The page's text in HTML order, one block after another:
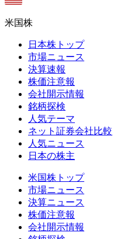
米国株
日本株トップ
市場ニュース
決算速報
株価注意報
会社開示情報
銘柄探検
人気テーマ
ネット証券会社比較
人気ニュース
日本の株主
米国株トップ
市場ニュース
決算ニュース
株価注意報
会社開示情報